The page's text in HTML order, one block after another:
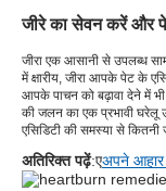
जीरे का सेवन करें और
जीरा एक आसानी से उपलब्ध
में क्षारीय, जीरा आपके पेट के
आपके पाचन को बढ़ावा देने में भी
की जलन का एक प्रभावी घरेलू
एसिडिटी की समस्या से कितनी
अतिरिक्त पढ़ें:एअपने